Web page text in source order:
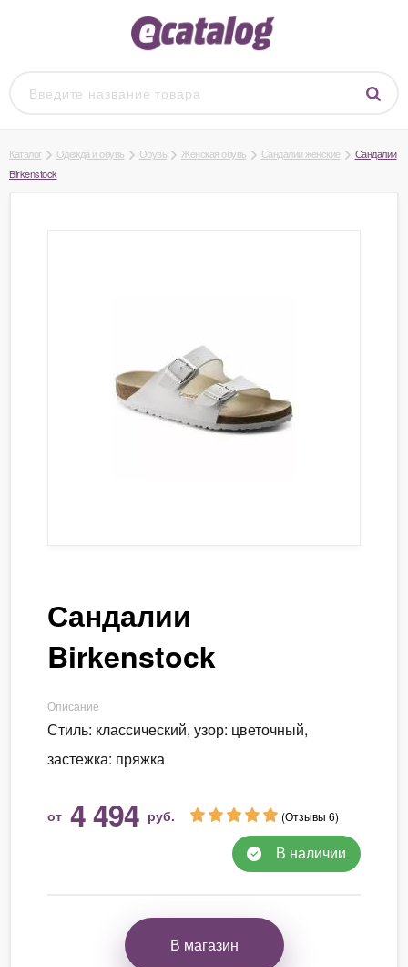
Каталог Одежда и обувь Обувь Женская обувь Сандалии женские
Сандалии
Birkenstock
Сандалии
Birkenstock
Описание
Стиль: классический, узор: цветочный,
застежка: пряжка
от 4 494 руб. (Отзывы 6)
В наличии
В магазин